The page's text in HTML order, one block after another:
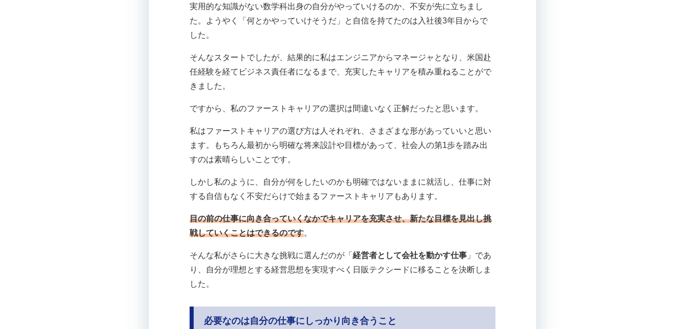
実用的な知識がない数学科出身の自分がやっていけるのか、不安が先に立ちまし
た。ようやく「何とかやっていけそうだ」と自信を持てたのは入社後3年目からで
した。
そんなスタートでしたが、結果的に私はエンジニアからマネージャとなり、米国赴
任経験を経てビジネス責任者になるまで、充実したキャリアを積み重ねることがで
きました。
ですから、私のファーストキャリアの選択は間違いなく正解だったと思います。
私はファーストキャリアの選び方は人それぞれ、さまざまな形があっていいと思い
ます。もちろん最初から明確な将来設計や目標があって、社会人の第1歩を踏み出
すのは素晴らしいことです。
しかし私のように、自分が何をしたいのかも明確ではないままに就活し、仕事に対
する自信もなく不安だらけで始まるファーストキャリアもあります。
目の前の仕事に向き合っていくなかでキャリアを充実させ、新たな目標を見出し挑
戦していくことはできるのです。
そんな私がさらに大きな挑戦に選んだのが「 経営者として会社を動かす仕事 」であ
り、自分が理想とする経営思想を実現すべく日販テクシードに移ることを決断しま
した。
必要なのは自分の仕事にしっかり向き合うこと